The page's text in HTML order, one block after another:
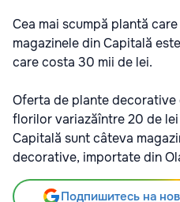
Cea mai scumpă plantă
magazinele din Capitală
care costa 30 mii de lei.
Oferta de plante
florilor variazăîntre 20 de
Capitală sunt câteva
decorative, importate din
Подпишитесь на